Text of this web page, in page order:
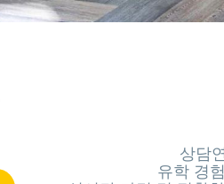
상담
유학 경